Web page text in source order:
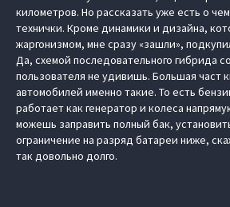
километров. Но рассказать уже есть о
технички. Кроме динамики и дизайна,
жаргонизмом, мне сразу «зашли»,
Да, схемой последовательного гибрида
пользователя не удивишь. Большая част
автомобилей именно такие. То есть
работает как генератор и колеса
можешь заправить полный бак,
ограничение на разряд батареи ниже,
так довольно долго.